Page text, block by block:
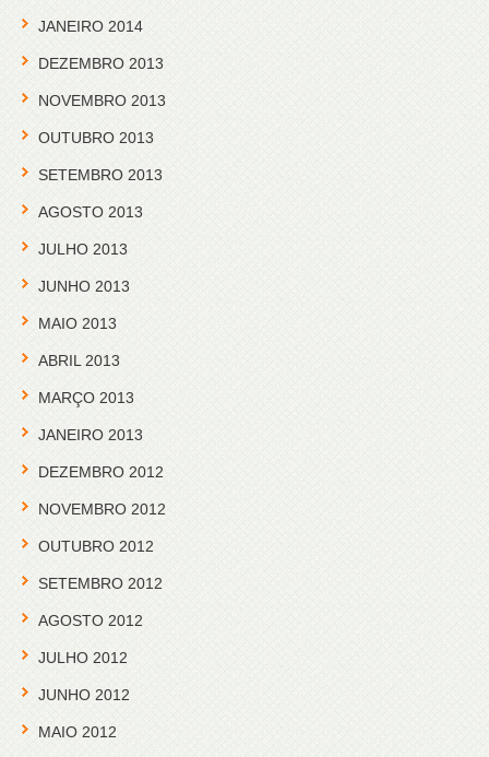
JANEIRO 2014
DEZEMBRO 2013
NOVEMBRO 2013
OUTUBRO 2013
SETEMBRO 2013
AGOSTO 2013
JULHO 2013
JUNHO 2013
MAIO 2013
ABRIL 2013
MARÇO 2013
JANEIRO 2013
DEZEMBRO 2012
NOVEMBRO 2012
OUTUBRO 2012
SETEMBRO 2012
AGOSTO 2012
JULHO 2012
JUNHO 2012
MAIO 2012